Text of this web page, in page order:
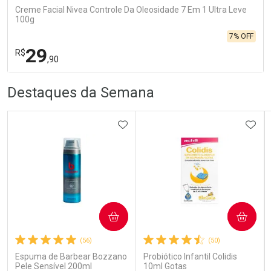
Creme Facial Nivea Controle Da Oleosidade 7 Em 1 Ultra Leve
100g
R$29,90
7% OFF
Laboratório
Comprar sem Desconto
Por R$ 29,90/cada
Por Menos
Comprar sem Desconto
Por R$ 29,90/cada
Destaques da Semana
(56)
Espuma de Barbear Bozzano
Pele Sensível 200ml
ADICIONAR AOS FAVORITOS
COMPRAR
(50)
Probiótico Infantil Colidis
10ml Gotas
COMPRAR